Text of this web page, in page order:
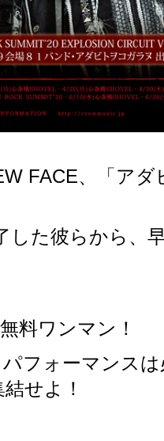
FACE、「ア
した彼らから、
料ワンマン！
フォーマンスは
せよ！